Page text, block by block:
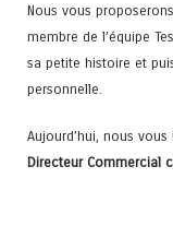
Nous vous
membre de l’équipe
sa petite histoire et
personnelle.
Aujourd’hui, nous
Directeur Commercial